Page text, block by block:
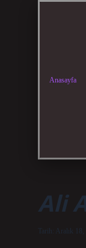
Anasayfa
Ali
Tarih: Aralık 18,